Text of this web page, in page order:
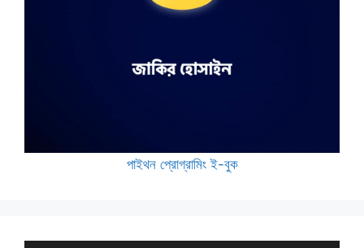
পাইথন প্রোগ্রামিং ই-বুক